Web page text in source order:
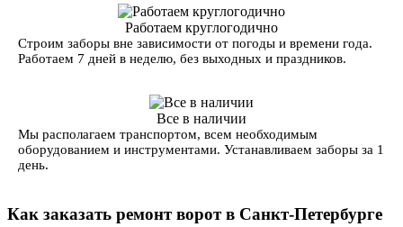
Работаем круглогодично
Строим заборы вне зависимости от погоды и времени года.
Работаем 7 дней в неделю, без выходных и праздников.
Все в наличии
Мы располагаем транспортом, всем необходимым
оборудованием и инструментами. Устанавливаем заборы за 1
день.
Как заказать ремонт ворот в Санкт-Петербурге